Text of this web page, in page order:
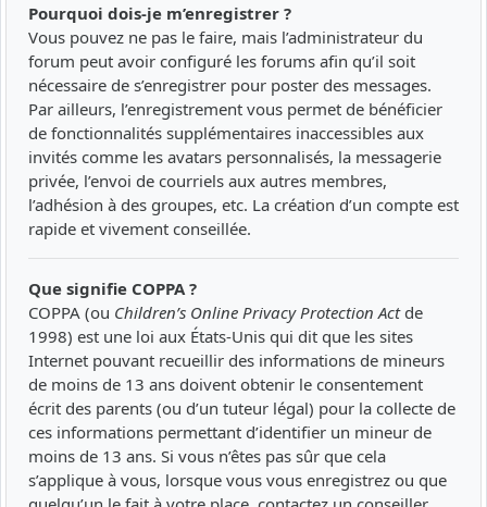
Pourquoi dois-je m’enregistrer ?
Vous pouvez ne pas le faire, mais l’administrateur du
forum peut avoir configuré les forums afin qu’il soit
nécessaire de s’enregistrer pour poster des messages.
Par ailleurs, l’enregistrement vous permet de bénéficier
de fonctionnalités supplémentaires inaccessibles aux
invités comme les avatars personnalisés, la messagerie
privée, l’envoi de courriels aux autres membres,
l’adhésion à des groupes, etc. La création d’un compte est
rapide et vivement conseillée.
Que signifie COPPA ?
COPPA (ou Children’s Online Privacy Protection Actde
1998) est une loi aux États-Unis qui dit que les sites
Internet pouvant recueillir des informations de mineurs
de moins de 13 ans doivent obtenir le consentement
écrit des parents (ou d’un tuteur légal) pour la collecte de
ces informations permettant d’identifier un mineur de
moins de 13 ans. Si vous n’êtes pas sûr que cela
s’applique à vous, lorsque vous vous enregistrez ou que